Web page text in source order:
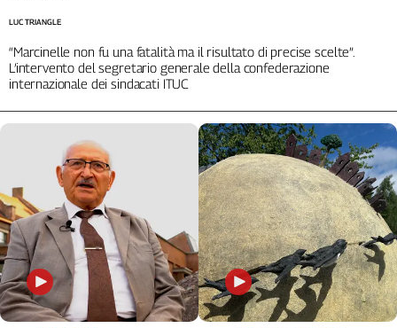
“Marcinelle non fu una fatalità ma il risultato di precise scelte”.
L’intervento del segretario generale della confederazione
internazionale dei sindacati ITUC
LUC TRIANGLE